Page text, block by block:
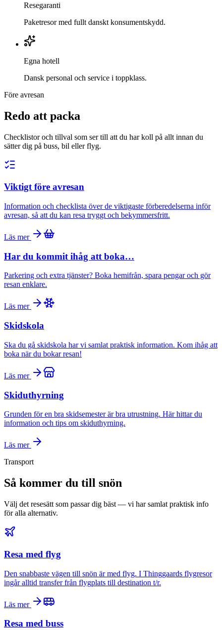
Resegaranti
Paketresor med fullt danskt konsumentskydd.
Egna hotell
Dansk personal och service i toppklass.
Före avresan
Redo att packa
Checklistor och tillval som ser till att du har koll på allt innan du
sätter dig på buss, bil eller flyg.
Viktigt före avresan
Information och checklista över de viktigaste förberedelserna inför
avresan, så att du kan resa tryggt och bekymmersfritt.
Läs mer
Har du kommit ihåg att boka…
Parkering och extra tjänster? Boka hemifrån, spara pengar och gör
resan enklare.
Läs mer
Skidskola
Ska du gå skidskola har vi samlat praktisk information. Kom ihåg att
boka när du bokar resan!
Läs mer
Skiduthyrning
Grunden för en bra skidsemester är bra utrustning. Här hittar du
information och tips om skiduthyrning.
Läs mer
Transport
Så kommer du till snön
Välj det resesätt som passar dig bäst — vi har samlat praktisk info
för alla alternativ.
Resa med flyg
Den snabbaste vägen till snön är med flyg. I Thinggaards flygresor
ingår alltid transfer från flygplats till destination t/r.
Läs mer
Resa med buss